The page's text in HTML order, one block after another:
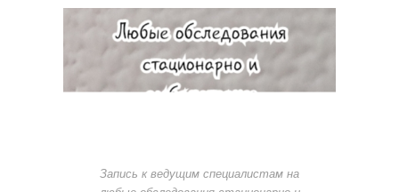
Запись к ведущим специалистам на